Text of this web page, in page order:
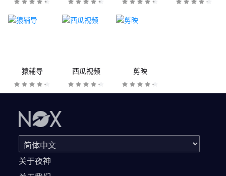
猿辅导 西瓜视频 剪映
关于夜神